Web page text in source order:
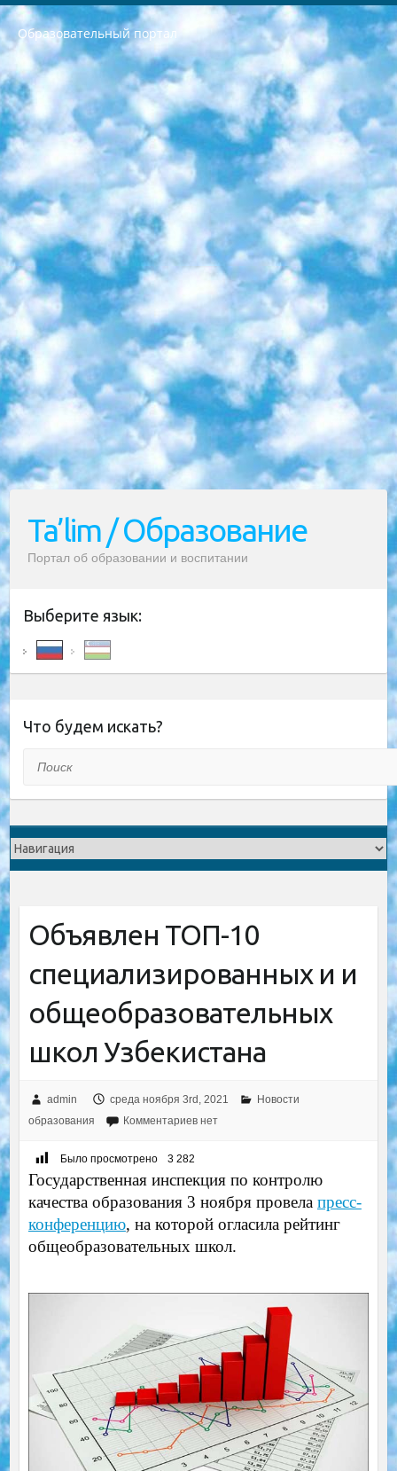
Образовательный портал
РЕСПУБЛИКА УЗБЕКИСТАН МИНИСТРЕРСТВО ДОШКОЛЬНОГО И ШКОЛЬНОГО ОБРАЗОВАНИЯ КОМАНДА в общеобразовательных учреждениях в 2023-2024 учебном году организация и проведение итоговой государственной аттестации обучающихся о Министра дошкольного и школьного образования Республики Узбекистан от 4 марта 2008 года (постановлением Минюста от 20 марта 2008 года № 1778 государственной регистрации) «Итоговое состояние учащихся общего среднего образования на основании положения об утверждении положения об аттестации общего среднего образования выпускной экзамен студентов в образовательных учреждениях в 2023-2024 учебном году В целях организации и прохождения аттестации приказываю: 1. Следующее: перечень предметов, по которым будет проводиться итоговая государственная аттестация и экзамен формы перевода согласно приложению 1; сертификаты международного образца, оценивающие уровень владения иностранными языками перечень согласно приложению 2; 2. Педагогический при специализированных образовательных учреждениях. научно-практический центр квалификации и международной оценки (Д.Давидова) 2024 г. До 25 марта: задания по предметам, по которым будет проводиться итоговая аттестация разработка и утверждение технических условий; итоговая аттестация на основании разработанного предметного задания разработка вопросов по предметам (устно и письменно), экзамен передача; общеобразовательные средние школы и специальные учебные заведения учащиеся выпускных классов школ и интернатов в агентской системе подготовка базы данных экзаменационных материалов и критериев оценки; перевод базы экзаменационных материалов на все языки обучения подать в Республиканский образовательный центр для изготовления; варианты экзаменов на основе разработанных контрольных материалов пусть будут поставлены задачи формирования. 3. Республиканский образовательный центр (Ш.Худайкулов) до 5 апреля 2024 года. до: база данных предоставленных экзаменационных материалов на все языки обучения перевод и экспертиза; для слепых, слабовидящих, глухих, слабослышащих и умственно отсталых детей учащиеся выпускных классов специализированных школ и школ-интернатов база данных экзаменационных материалов на всех преподаваемых языках подготовка критериев оценки; специализированные школы для умственно отсталых детей и технологии для учащихся выпускных классов школ-интернатов разработка соответствующих рекомендаций и критериев проведения ЕГЭ по естествознанию давать задания. 4. Педагогический при специализированных образовательных учреждениях. Научно-практический центр навыков и международной оценки (Д.Давидова), Республика образовательный центр (Худайкулов Ш.) итоговый государственный аттестационный экзамен ориентирован на творческое и логическое мышление при подготовке базы материалов учитывать введение заданий. 5. Следует отметить, что: сертификат государственного образца о знании общеобразовательного предмета и как минимум национальный уровень B1 по предметам на иностранных языках, указанным в Приложении 2. или международно признанный сертификат эквивалентного уровня студенты, изучающие определенный предмет, освобождаются от экзамена; по соответствующим предметам запланирована итоговая государственная аттестация за день до дня, путем жеребьевки Рабочей группой (в письменной форме по предметам, проводимым в форме) из числа сформированных вариантов выбрано 2 варианта; 2 выбранных варианта экзамена анонсированы на официальном сайте министерства и все выпускники по всей стране на основе этих вариантов проводит итоговую государственную аттестацию. 6. Государственное образование учащихся средних общеобразовательных учреждений. знания в соответствии с квалификационными требованиями, которые необходимо приобрести на основании стандартов итоговый (выпускной) контроль для 9 и 11 классов в целях тестирования Экзамены (далее – экзамены) состоят из предметов, перечисленных в приложении 1. будет сделано. 7. Экзамены пройдут с 26 мая по 15 июня 2024 г. (кроме науки физического воспитания). 8. Физическая для учащихся 9 классов общесредних образовательных учреждений. Экзамены по предмету «Образование, квалификация медицина» 1-6 мая 2024 года. сотрудники перевести под присмотр (с отклонениями в физическом или умственном развитии) специализированная школа для детей, школы-интернаты и со сколиозом школы-интернаты санаторного типа для больных детей исключены). 9. Он был слепым, слабовидящим и имел нарушения опорно-двигательного аппарата. экзамены в специализированных школах и интернатах для детей должны проводиться исходя из требований, предъявляемых к общеобразовательным учреждениям (физкультура кроме науки). 10. Специализированная школа для глухих и слабослышащих детей. и экзамены в интернатах и быть реализован в виде письменного теста по математике. 11. Специальность для умственно отсталых детей. Для 9 класса Родной язык и литературное письмо Государственный язык (язык обучения – узбекский). для неклассов) написано Математическое письмо Письменная/устная история Узбекистана Физическое воспитание практично Итоговый контроль Для 11 класса Написание родного языка и литературы (эссе) Математическое письмо Узбекский язык (обучение на узбекском языке) не посещающее общее среднее образование для учреждений)/Образовательное учреждение выбор письменный и устный Иностранный язык письменный/устный Письменная/устная история Узбекистана *По выбору студента:  Химия  Физика  Основы государственного права  География 10 бесплатных образовательных ресурсов - Мы составили подборку онлайн-проектов с интерактивными упражнениями, видеолекциями и статьями. Они помогут вам обрести новые и освежить старые знания бесплатно. 1. «ИНТУИТ» Старейшая образовательная площадка Рунета. Здесь вы найдёте сотни текстовых и видеокурсов на десятки различных тем — от программирования до психологии. Многие курсы подготовлены российскими университетами и крупными международными компаниями вроде Intel и Microsoft. Самостоятельное обучение бесплатное, но желающие могут оплатить услуги персональных наставников. 2. «Смартия» знакомит с актуальными профессиями и подсказывает, как им обучаться. Выбрав заинтересовавшую вас специальность — SMM-специалист, фотограф, веб-дизайнер или другую, — увидите список необходимых для неё умений. Чтобы вы могли освоить их самостоятельно, для каждого умения площадка отображает подборку ссылок на учебные материалы. Хотя «Смартия» ориентируется на русскоязычную аудиторию, часть контента всё же доступна только на английском. 3. «Лекторий Физтеха» Проект Московского физико-технического института (Физтеха). С его помощью вы можете смотреть онлайн серии лекций, записанные на видео в этом вузе. В числе доступных предметов — физика, биология, химия, информационные технологии и другие. К некоторым лекциям администрация ресурса прилагает готовые конспекты, которые можно скачивать в PDF-формате. 4. ITMOcourses Онлайн-площадка Санкт-Петербургского национального исследовательского университета информационных технологий, механики и оптики (ИТМО). Ресурс предоставляет свободный доступ к курсам, разработанным в этом вузе. Каталог материалов разбит на четыре категории: «Оптические системы и технологии», «Приборостроение и робототехника», «Информационные технологии» и «Биотехнологии». Курсы состоят из видеолекций, интерактивных демонстраций и заданий. 5. «КиберЛенинка» Электронная научная библиотека открытого доступа. Каталог площадки регулярно обрастает текстами статей из различных научных изданий. Сгруппированные по журналам и рубрикам публикации можно читать онлайн или скачивать целиком в PDF-формате. Проект нацелен на популяризацию науки за счёт открытого доступа к качественной информации. 6. «ПостНаука» На этом ресурсе публикуют подборки видеолекций, составленные экспертами из разных отраслей и объединённые общими темами. Среди них, к примеру, есть серии «Биоинформатика и геномика», «Культура средневековой Скандинавии» и Cinema Studies о теории кино. Каждая подборка лекций — логически связанная история, рассказанная экспертом от первого лица. Кроме того, на сайте появляются научно-образовательные статьи и тесты на разные темы. 7. «Newочём» Команда проекта «Newочём» отбирает самые интересные тексты из англоязычных СМИ и переводит те из них, за которые голосуют участники сообщества «ВКонтакте». По большей части это научно-популярные статьи. Редакторы придумывают лишь заголовки, в остальном содержание переводов соответствует оригиналам. Полные тексты можно читать прямо в социальной сети. 8. InternetUrok Онлайн-база материалов по основным дисциплинам школьной программы. Информация на сайте структурирована по классам, предметам и темам (урокам). Каждый урок состоит из видеолекций и конспектов. Есть также интерактивные тренажёры и тесты для закрепления пройденного материала. Даже если вы давно окончили школу, возможность повторить программу старших классов всегда может пригодиться. 9. Edutainme Ещё один ресурс об образовании. В отличие от Newtonew, как мне кажется, Edutainme больше ориентируется на представителей индустрии: педагогов, предпринимателей, разработчиков образовательных проектов. Но и любой, кто просто стремится к саморазвитию, найдёт на сайте много полезного и интересного для себя. Например, информацию о новых курсах и образовательных сервисах. 10. Newtonew Онлайн-медиа об образовании и обучении в широком смысле. Авторы Newtonew пишут об инструментах, заведениях, тактиках и стратегиях, которые помогают учить других и получать новые знания самостоятельно. На этой площадке вы найдёте новости, обзоры, аналитические мат
Ta’lim / Образование
Портал об образовании и воспитании
Выберите язык:
Что будем искать?
Объявлен ТОП-10
специализированных и и
общеобразовательных
школ Узбекистана
admin среда ноября 3rd, 2021
Новости
образования
Комментариев нет
Было просмотрено 3 282
Государственная инспекция по контролю
качества образования 3 ноября провела пресс-
конференцию, на которой огласила рейтинг
общеобразовательных школ.